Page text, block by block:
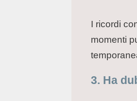
I ricordi
momenti
3. Ha